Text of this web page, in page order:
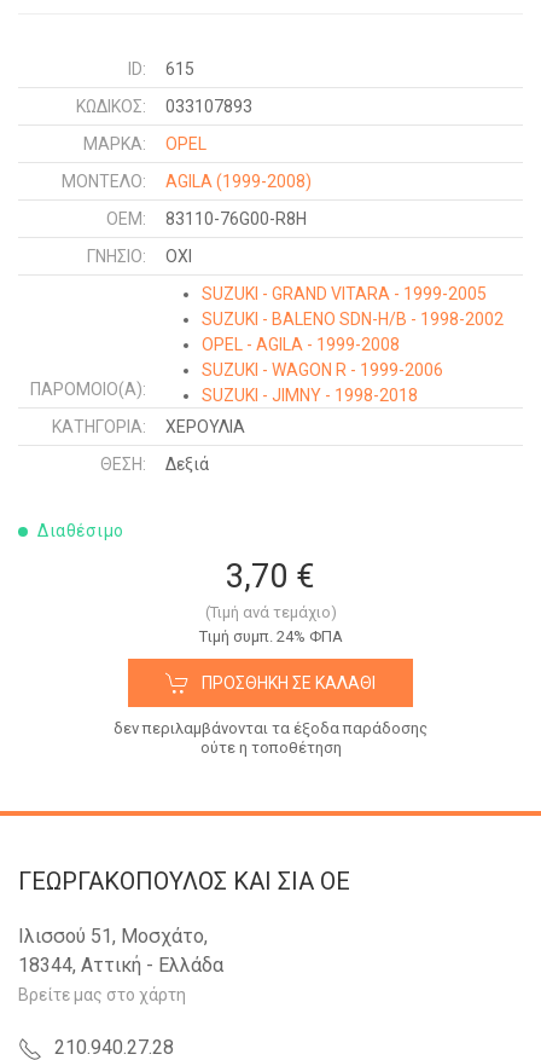
ID:
615
ΚΩΔΙΚΌΣ:
033107893
ΜΑΡΚΑ:
OPEL
ΜΟΝΤΕΛΟ:
AGILA (1999-2008)
OEM:
83110-76G00-R8H
ΓΝΉΣΙΟ:
ΟΧΙ
ΠΑΡΌΜΟΙΟ(Α):
SUZUKI - GRAND VITARA - 1999-2005
SUZUKI - BALENO SDN-H/B - 1998-2002
OPEL - AGILA - 1999-2008
SUZUKI - WAGON R - 1999-2006
SUZUKI - JIMNY - 1998-2018
SUZUKI - BALENO SDN - 1994-1998
SUZUKI - BALENO H/B - 1994-1998
ΚΑΤΗΓΟΡΊΑ:
ΧΕΡΟΥΛΙΑ
ΘΈΣΗ:
Δεξιά
Διαθέσιμο
3,70 €
(Τιμή ανά τεμάχιο)
Tιμή συμπ. 24% ΦΠΑ
ΠΡΟΣΘΉΚΗ ΣΕ ΚΑΛΆΘΙ
δεν περιλαμβάνονται τα έξοδα παράδοσης
ούτε η τοποθέτηση
ΓΕΩΡΓΑΚΟΠΟΥΛΟΣ KAI ΣΙΑ OE
Ιλισσού 51, Μοσχάτο,
18344, Αττική - Ελλάδα
Βρείτε μας στο χάρτη
210.940.27.28